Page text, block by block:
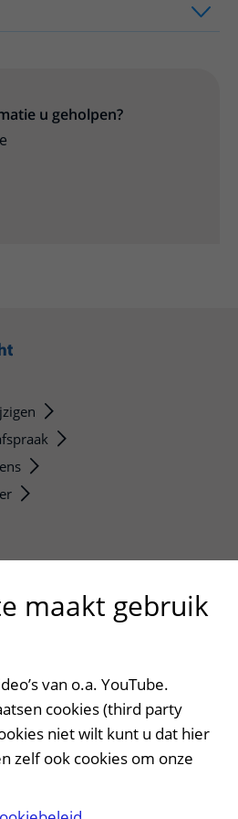
klik om te openen
u geholpen?
maakt gebruik
van o.a. YouTube.
cookies (third party
niet wilt kunt u dat hier
zelf ook cookies om onze